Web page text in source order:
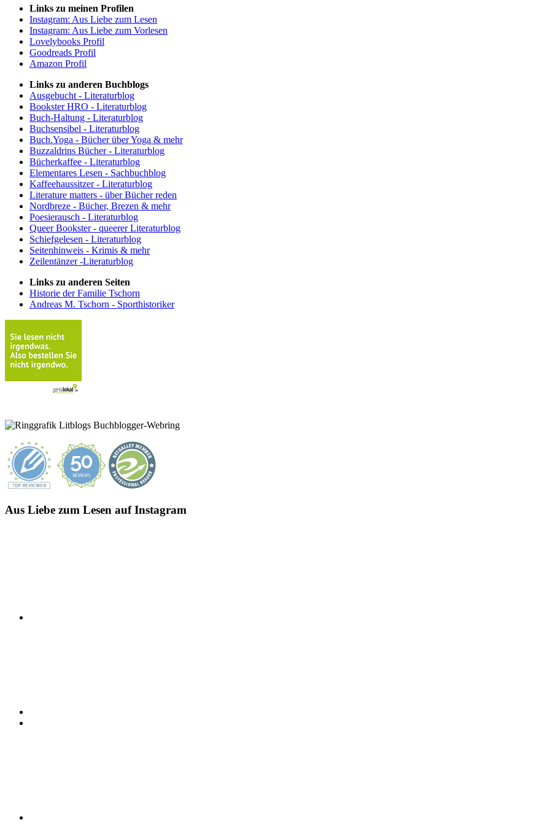
Links zu meinen Profilen
Instagram: Aus Liebe zum Lesen
Instagram: Aus Liebe zum Vorlesen
Lovelybooks Profil
Goodreads Profil
Amazon Profil
Links zu anderen Buchblogs
Ausgebucht - Literaturblog
Bookster HRO - Literaturblog
Buch-Haltung - Literaturblog
Buchsensibel - Literaturblog
Buch.Yoga - Bücher über Yoga & mehr
Buzzaldrins Bücher - Literaturblog
Bücherkaffee - Literaturblog
Elementares Lesen - Sachbuchblog
Kaffeehaussitzer - Literaturblog
Literature matters - über Bücher reden
Nordbreze - Bücher, Brezen & mehr
Poesierausch - Literaturblog
Queer Bookster - queerer Literaturblog
Schiefgelesen - Literaturblog
Seitenhinweis - Krimis & mehr
Zeilentänzer -Literaturblog
Links zu anderen Seiten
Historie der Familie Tschorn
Andreas M. Tschorn - Sporthistoriker
Aus Liebe zum Lesen auf Instagram